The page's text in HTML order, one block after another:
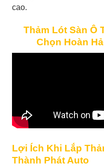
cao.
Thảm Lót Sàn Ô
Chọn Hoàn
Lợi Ích Khi Lắp
Thành Phát Auto